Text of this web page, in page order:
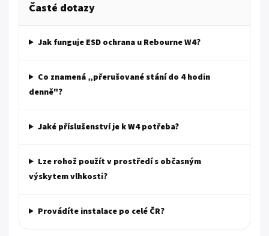
Časté dotazy
Jak funguje ESD ochrana u Rebourne W4?
Co znamená „přerušované stání do 4 hodin
denně"?
Jaké příslušenství je k W4 potřeba?
Lze rohož použít v prostředí s občasným
výskytem vlhkosti?
Provádíte instalace po celé ČR?